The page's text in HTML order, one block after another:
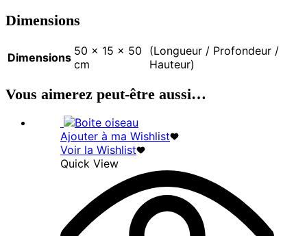
Dimensions
Dimensions 50 × 15 × 50
cm
(Longueur / Profondeur /
Hauteur)
Vous aimerez peut-être aussi…
Ajouter à ma Wishlist
Voir la Wishlist
Quick View